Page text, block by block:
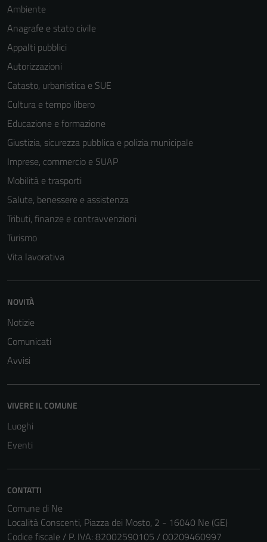
Ambiente
Anagrafe e stato civile
Appalti pubblici
Autorizzazioni
Catasto, urbanistica e SUE
Cultura e tempo libero
Educazione e formazione
Giustizia, sicurezza pubblica e polizia municipale
Imprese, commercio e SUAP
Mobilità e trasporti
Salute, benessere e assistenza
Tributi, finanze e contravvenzioni
Turismo
Vita lavorativa
NOVITÀ
Notizie
Comunicati
Avvisi
VIVERE IL COMUNE
Luoghi
Eventi
CONTATTI
Comune di Ne
Località Conscenti, Piazza dei Mosto, 2 - 16040 Ne (GE)
Codice fiscale / P. IVA: 82002590105 / 00209460997
per il
non raccolgono